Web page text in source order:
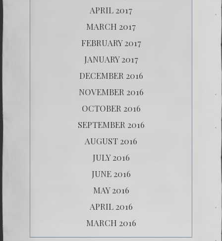
APRIL 2017
MARCH 2017
FEBRUARY 2017
JANUARY 2017
DECEMBER 2016
NOVEMBER 2016
OCTOBER 2016
SEPTEMBER 2016
AUGUST 2016
JULY 2016
JUNE 2016
MAY 2016
APRIL 2016
MARCH 2016